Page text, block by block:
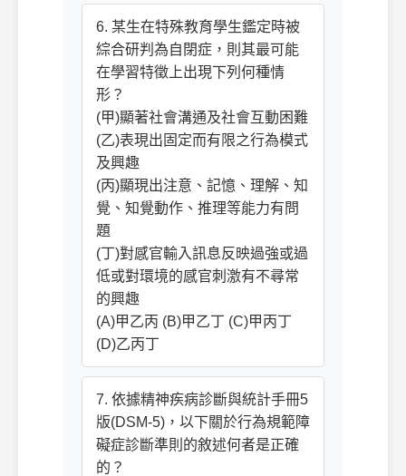
6. 某生在特殊教育學生鑑定時被
綜合研判為自閉症，則其最可能
在學習特徵上出現下列何種情
形？
(甲)顯著社會溝通及社會互動困難
(乙)表現出固定而有限之行為模式
及興趣
(丙)顯現出注意、記憶、理解、知
覺、知覺動作、推理等能力有問
題
(丁)對感官輸入訊息反映過強或過
低或對環境的感官刺激有不尋常
的興趣
(A)甲乙丙 (B)甲乙丁 (C)甲丙丁
(D)乙丙丁
7. 依據精神疾病診斷與統計手冊5
版(DSM-5)，以下關於行為規範障
礙症診斷準則的敘述何者是正確
的？